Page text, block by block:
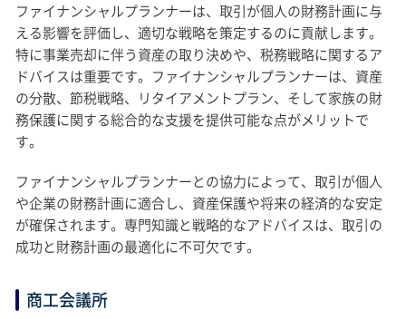
ファイナンシャルプランナーは、取引が個人の財務計画に与
える影響を評価し、適切な戦略を策定するのに貢献します。
特に事業売却に伴う資産の取り決めや、税務戦略に関するア
ドバイスは重要です。ファイナンシャルプランナーは、資産
の分散、節税戦略、リタイアメントプラン、そして家族の財
務保護に関する総合的な支援を提供可能な点がメリットで
す。
ファイナンシャルプランナーとの協力によって、取引が個人
や企業の財務計画に適合し、資産保護や将来の経済的な安定
が確保されます。専門知識と戦略的なアドバイスは、取引の
成功と財務計画の最適化に不可欠です。
商工会議所